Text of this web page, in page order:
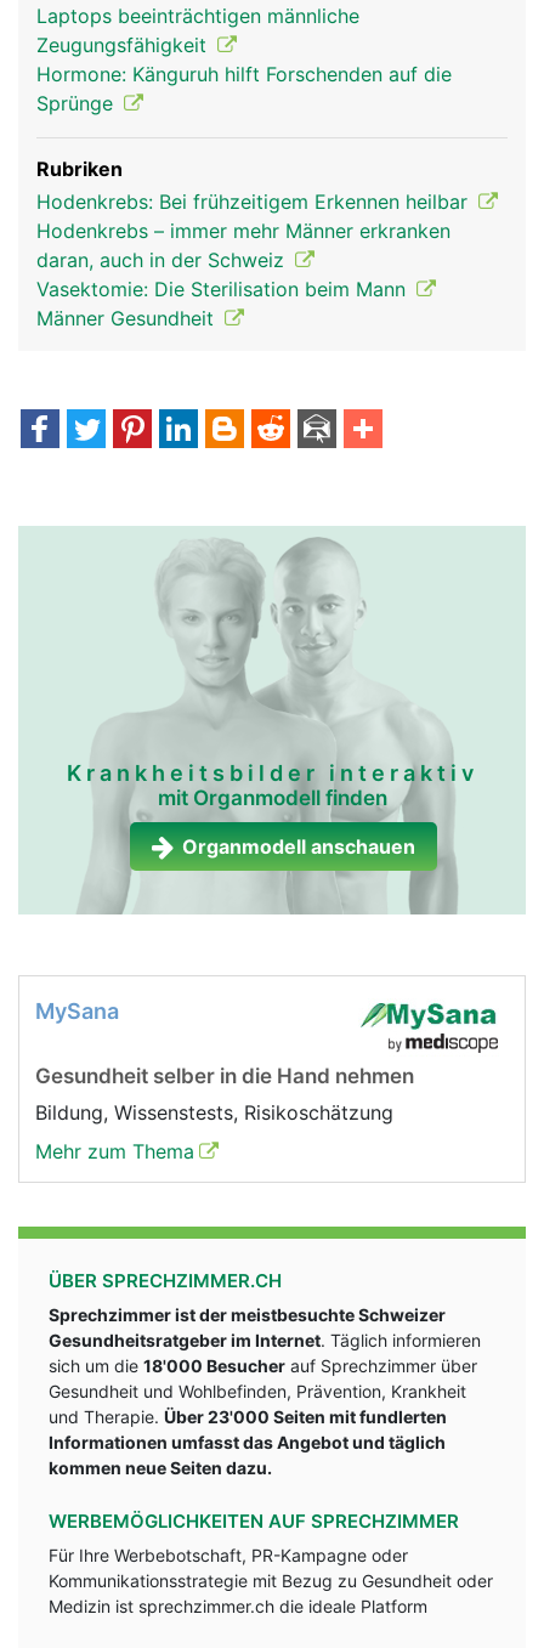
Laptops beeinträchtigen männliche
Zeugungsfähigkeit
Hormone: Känguruh hilft Forschenden auf die
Sprünge
Rubriken
Hodenkrebs: Bei frühzeitigem Erkennen heilbar
Hodenkrebs – immer mehr Männer erkranken
daran, auch in der Schweiz
Vasektomie: Die Sterilisation beim Mann
Männer Gesundheit
Krankheitsbilder interaktiv
mit Organmodell finden
Organmodell anschauen
MySana
Gesundheit selber in die Hand nehmen
Bildung, Wissenstests, Risikoschätzung
Mehr zum Thema
ÜBER SPRECHZIMMER.CH
Sprechzimmer ist der meistbesuchte Schweizer
Gesundheitsratgeber im Internet. Täglich informieren
sich um die 18'000 Besucher auf Sprechzimmer über
Gesundheit und Wohlbefinden, Prävention, Krankheit
und Therapie. Über 23'000 Seiten mit fundlerten
Informationen umfasst das Angebot und täglich
kommen neue Seiten dazu.
WERBEMÖGLICHKEITEN AUF SPRECHZIMMER
Für Ihre Werbebotschaft, PR-Kampagne oder
Kommunikationsstrategie mit Bezug zu Gesundheit oder
Medizin ist sprechzimmer.ch die ideale Platform